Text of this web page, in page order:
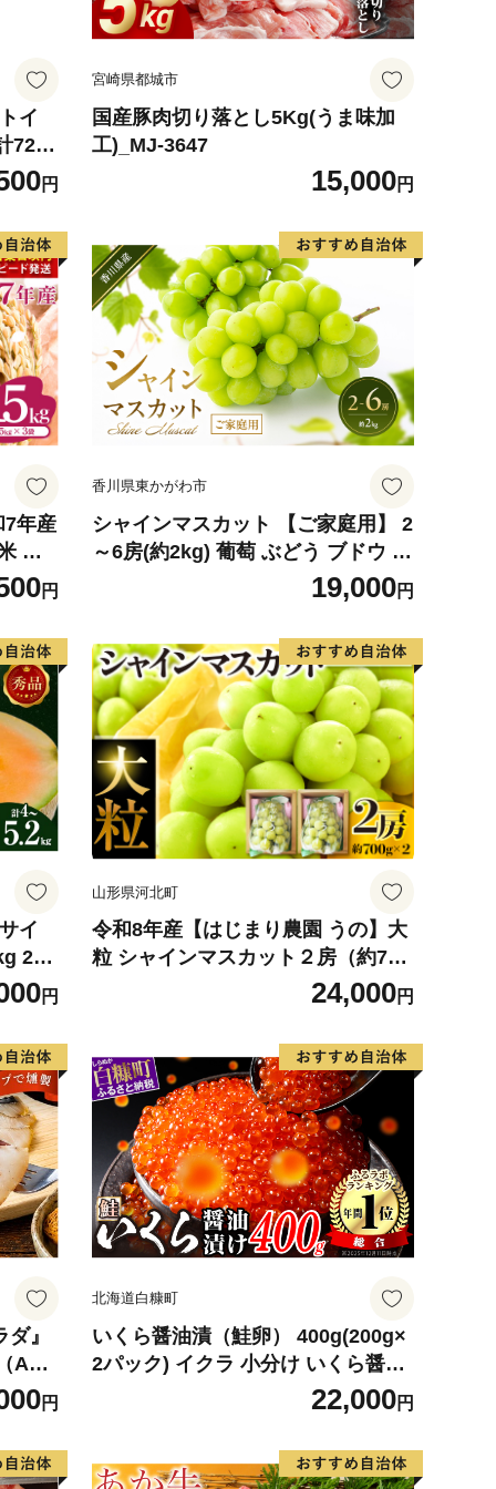
イ
72ロ
ブ
災 常
耗品
日用
円
宮崎県都城市
国産豚肉切り落とし5Kg(うま味加
工)_MJ-3647
15,000円
7年産
※
円
香川県東かがわ市
シャインマスカット 【ご家庭用】 2
～6房(約2kg) 葡萄 ぶどう ブドウ フ
ルーツ 果物 くだもの 果実 旬の果物
旬のフルーツ 香川 香川県 東かがわ
19,000円
イ
2玉
めろ
円
山形県河北町
令和8年産【はじまり農園 うの】大
粒 シャインマスカット２房（約700
g×2房） 山形県河北町産 【河北町
観光物産協会】 ka002-004-r8
24,000円
』
ABC
（1
）
円
北海道白糠町
いくら醤油漬（鮭卵） 400g(200g×
2パック) イクラ 小分け いくら醤油
漬 鮭いくら いくら醤油漬け 鮭 鮭卵
ikura 醤油いくら 冷凍いくら いく
ら北海道 醤油鮭いくら 人気 大好評
品 北海道 白糠町
22,000円